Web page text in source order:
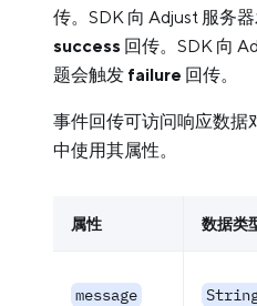
传。SDK 向 Adjust 服务
success 回传。SDK 向
题会触发 failure 回传。
事件回传可访问响应数据
中使用其属性。
属性 数据类
message